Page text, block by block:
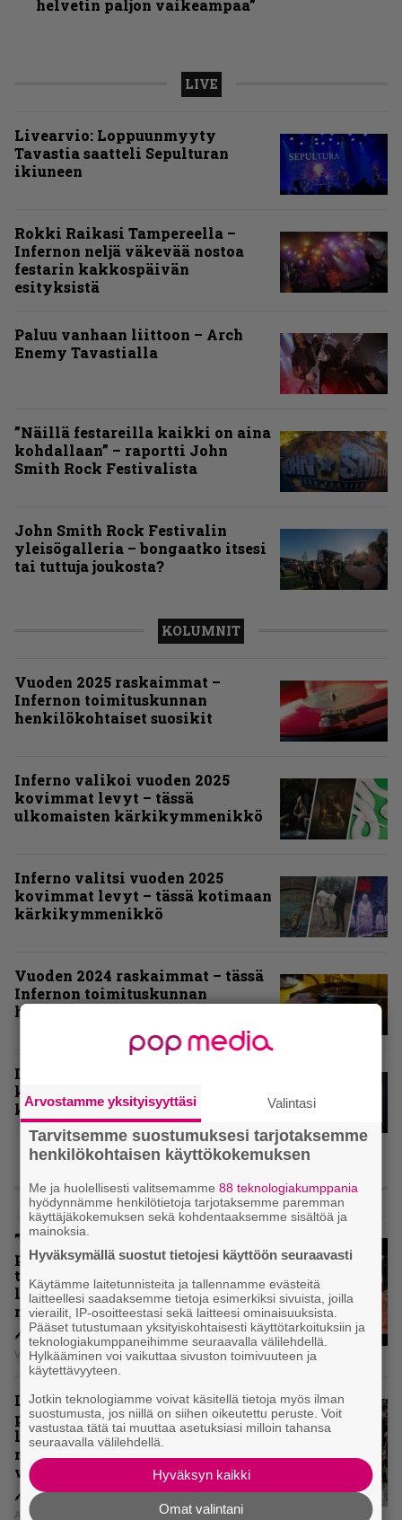
helvetin paljon vaikeampaa”
LIVE
Livearvio: Loppuunmyyty
Tavastia saatteli Sepulturan
ikiuneen
Rokki Raikasi Tampereella –
Infernon neljä väkevää nostoa
festarin kakkospäivän
esityksistä
Paluu vanhaan liittoon – Arch
Enemy Tavastialla
”Näillä festareilla kaikki on aina
kohdallaan” – raportti John
Smith Rock Festivalista
John Smith Rock Festivalin
yleisögalleria – bongaatko itsesi
tai tuttuja joukosta?
KOLUMNIT
Vuoden 2025 raskaimmat –
Infernon toimituskunnan
henkilökohtaiset suosikit
Inferno valikoi vuoden 2025
kovimmat levyt – tässä
ulkomaisten kärkikymmenikkö
Inferno valitsi vuoden 2025
kovimmat levyt – tässä kotimaan
kärkikymmenikkö
Vuoden 2024 raskaimmat – tässä
Infernon toimituskunnan
henkilökohtaiset kärkiviisikot
Inferno valitsi vuoden 2024
kovimmat albumit – tässä
kotimaisten kymmenen parasta
ARVIOT
”Metallica ei ole koskaan
pelännyt kehittyä ja muuttua” –
tarkistelussa 30 vuotta täyttävä
levy, joka jakaa fanien
mielipiteet
Vesa Siltanen
Levyarvio: Coronerin
paluualbumi 32 vuotta edellisen
levytyksen jälkeen ei voi
mitenkään täyttää odotuksia. Vai
voiko?
Aki Nuopponen
Arvostamme yksityisyyttäsi Valintasi
Tarvitsemme suostumuksesi tarjotaksemme
henkilökohtaisen käyttökokemuksen
Me ja huolellisesti valitsemamme88 teknologiakumppania
hyödynnämme henkilötietoja tarjotaksemme paremman
käyttäjäkokemuksen sekä kohdentaaksemme sisältöä ja
mainoksia.
Hyväksymällä suostut tietojesi käyttöön seuraavasti
Käytämme laitetunnisteita ja tallennamme evästeitä
laitteellesi saadaksemme tietoja esimerkiksi sivuista, joilla
vierailit, IP-osoitteestasi sekä laitteesi ominaisuuksista.
Pääset tutustumaan yksityiskohtaisesti käyttötarkoituksiin ja
teknologiakumppaneihimme seuraavalla välilehdellä.
Hylkääminen voi vaikuttaa sivuston toimivuuteen ja
käytettävyyteen.
Jotkin teknologiamme voivat käsitellä tietoja myös ilman
suostumusta, jos niillä on siihen oikeutettu peruste. Voit
vastustaa tätä tai muuttaa asetuksiasi milloin tahansa
seuraavalla välilehdellä.
Hyväksyn kaikki
Omat valintani